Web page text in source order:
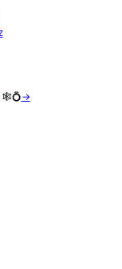
🕸💍→